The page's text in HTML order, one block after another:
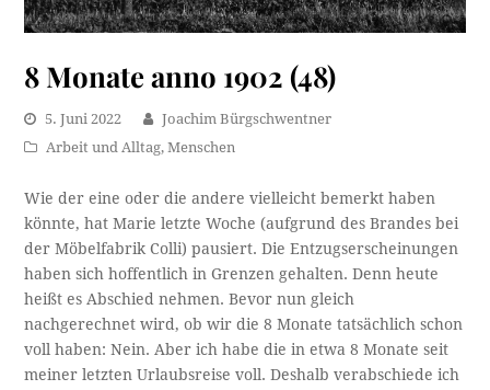
8 Monate anno 1902 (48)
5. Juni 2022
Joachim Bürgschwentner
Arbeit und Alltag,Menschen
Wie der eine oder die andere vielleicht bemerkt haben
könnte, hat Marie letzte Woche (aufgrund des Brandes bei
der Möbelfabrik Colli) pausiert. Die Entzugserscheinungen
haben sich hoffentlich in Grenzen gehalten. Denn heute
heißt es Abschied nehmen. Bevor nun gleich
nachgerechnet wird, ob wir die 8 Monate tatsächlich schon
voll haben: Nein. Aber ich habe die in etwa 8 Monate seit
meiner letzten Urlaubsreise voll. Deshalb verabschiede ich